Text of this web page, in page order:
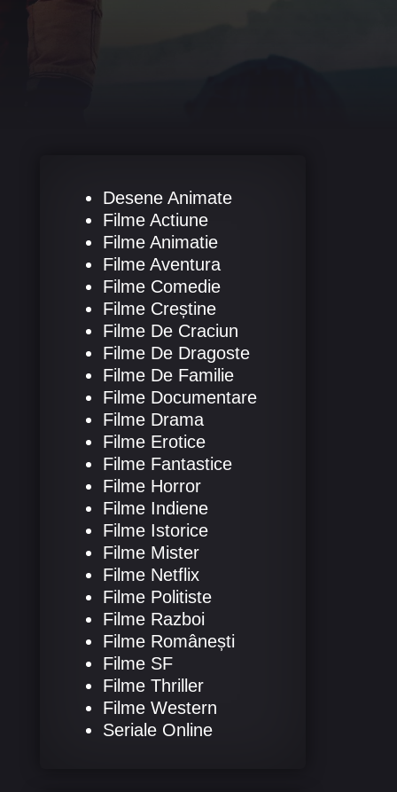
Desene Animate
Filme Actiune
Filme Animatie
Filme Aventura
Filme Comedie
Filme Creștine
Filme De Craciun
Filme De Dragoste
Filme De Familie
Filme Documentare
Filme Drama
Filme Erotice
Filme Fantastice
Filme Horror
Filme Indiene
Filme Istorice
Filme Mister
Filme Netflix
Filme Politiste
Filme Razboi
Filme Românești
Filme SF
Filme Thriller
Filme Western
Seriale Online